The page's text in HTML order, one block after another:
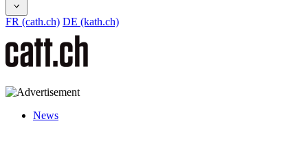
FR (cath.ch) DE (kath.ch)
News